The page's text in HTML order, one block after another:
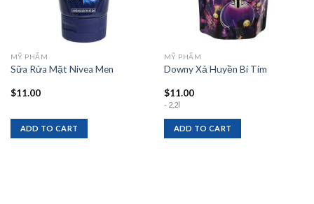
MỸ PHẨM
Sữa Rửa Mặt Nivea Men
$11.00
ADD TO CART
MỸ PHẨM
Downy Xả Huyền Bí Tím
$11.00
- 2,2l
ADD TO CART